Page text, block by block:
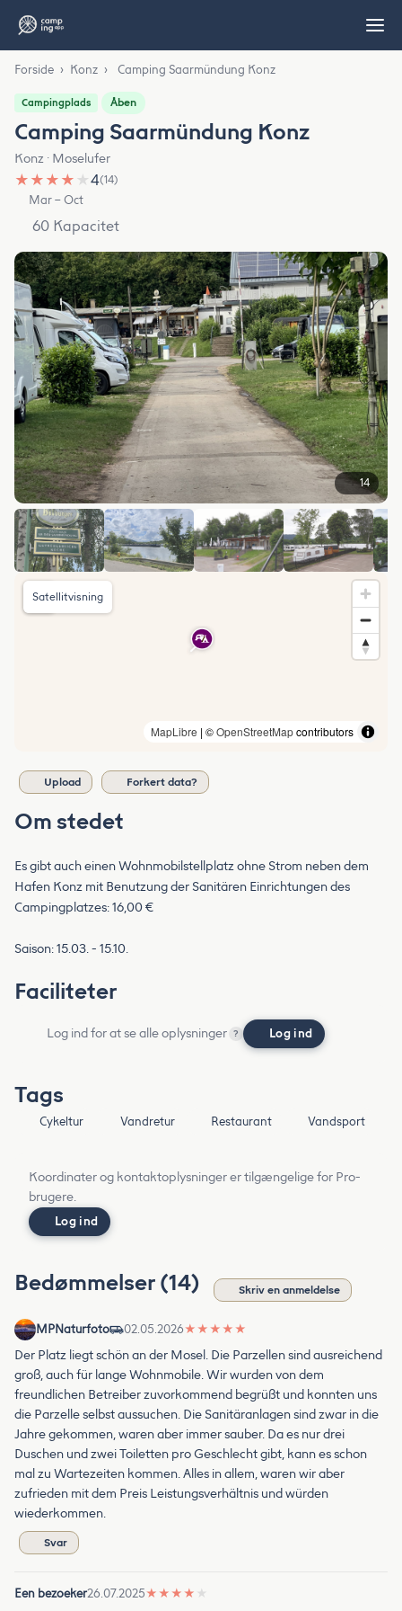
Forside › Konz › Camping Saarmündung Konz
Campingplads Åben
Camping Saarmündung Konz
Konz · Moselufer
★ ★ ★ ★ ★4(14)
Mar – Oct
60 Kapacitet
14
MapLibre | ©OpenStreetMapcontributors
Satellitvisning
Upload Forkert data?
Om stedet
Es gibt auch einen Wohnmobilstellplatz ohne Strom neben dem
Hafen Konz mit Benutzung der Sanitären Einrichtungen des
Campingplatzes: 16,00 €
Saison: 15.03. - 15.10.
Faciliteter
Log ind for at se alle oplysninger ? Log ind
Tags
Cykeltur Vandretur Restaurant Vandsport
Koordinater og kontaktoplysninger er tilgængelige for Pro-
brugere.
Log ind
Bedømmelser (14) Skriv en anmeldelse
MPNaturfoto 02.05.2026★ ★ ★ ★ ★
Der Platz liegt schön an der Mosel. Die Parzellen sind ausreichend
groß, auch für lange Wohnmobile. Wir wurden von dem
freundlichen Betreiber zuvorkommend begrüßt und konnten uns
die Parzelle selbst aussuchen. Die Sanitäranlagen sind zwar in die
Jahre gekommen, waren aber immer sauber. Da es nur drei
Duschen und zwei Toiletten pro Geschlecht gibt, kann es schon
mal zu Wartezeiten kommen. Alles in allem, waren wir aber
zufrieden mit dem Preis Leistungsverhältnis und würden
wiederkommen.
Svar
Een bezoeker26.07.2025★ ★ ★ ★ ★